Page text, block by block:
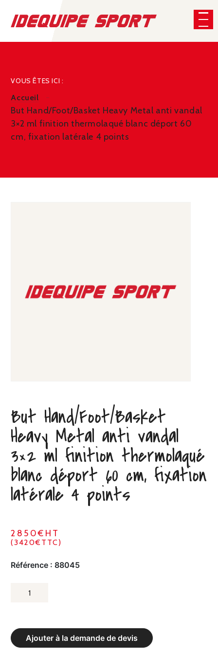
VOUS ÊTES ICI :
Accueil
But Hand/Foot/Basket Heavy Metal anti vandal
3×2 ml finition thermolaqué blanc déport 60
cm, fixation latérale 4 points
But Hand/Foot/Basket
Heavy Metal anti vandal
3×2 ml finition thermolaqué
blanc déport 60 cm, fixation
latérale 4 points
2850€HT
(3420€TTC)
Référence : 88045
Ajouter à la demande de devis
QUANTITÉ
HAND/FOOT/BASKET
HEAVY